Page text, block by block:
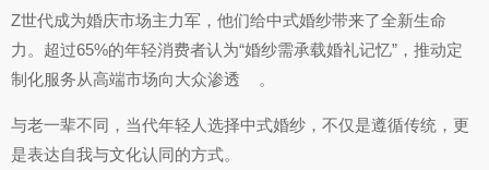
Z世代成为婚庆市场主力军，他们给中式婚纱带来了全新生命
力。超过65%的年轻消费者认为“婚纱需承载婚礼记忆”，推动定
制化服务从高端市场向大众渗透
。
与老一辈不同，当代年轻人选择中式婚纱，不仅是遵循传统，更
是表达自我与文化认同的方式。